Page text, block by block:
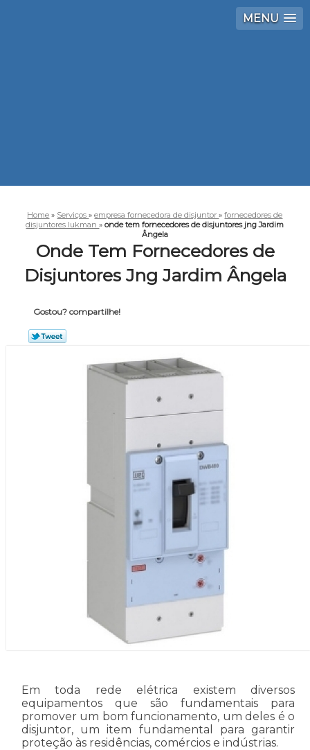
MENU
Home » Serviços»empresa fornecedora de disjuntor»fornecedores de
disjuntores lukman»onde tem fornecedores de disjuntores jng Jardim
Ângela
Onde Tem Fornecedores de
Disjuntores Jng Jardim Ângela
Gostou? compartilhe!
Em toda rede elétrica existem diversos
equipamentos que são fundamentais para
promover um bom funcionamento, um deles é o
disjuntor, um item fundamental para garantir
proteção às residências, comércios e indústrias.